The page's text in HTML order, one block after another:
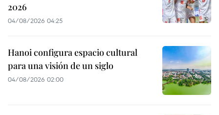
2026
04/08/2026 04:25
Hanoi configura espacio cultural
para una visión de un siglo
04/08/2026 02:00